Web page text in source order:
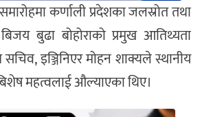
कर्णाली प्रदेशका जलस्रोत तथा
बुढा बोहोराको प्रमुख आतिथ्यता
इञ्जिनिएर मोहन शाक्यले स्थानीय
महत्वलाई औल्याएका थिए।